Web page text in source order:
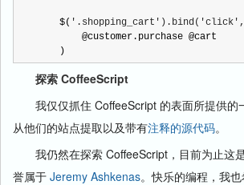
    $(
    )
探索 CoffeeScript
我仅仅抓住 CoffeeScript 的表面所提供的
从他们的站点提取以及带有注释的源代码。
我仍然在探索 CoffeeScript，目前为止这
誉属于 Jeremy Ashkenas。快乐的编程，我